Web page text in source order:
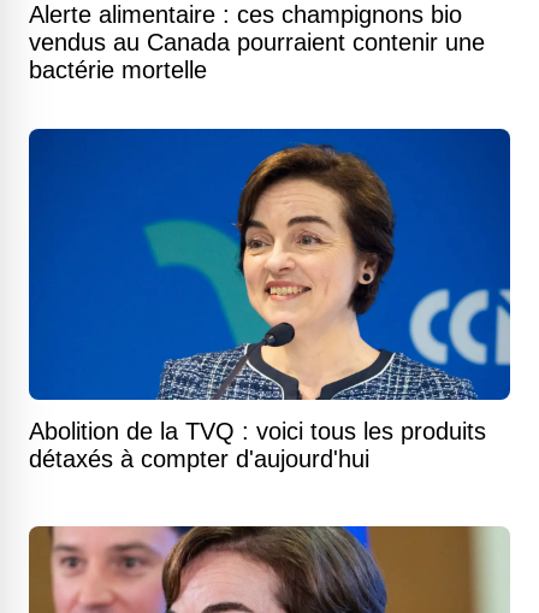
Alerte alimentaire : ces champignons bio
vendus au Canada pourraient contenir une
bactérie mortelle
Abolition de la TVQ : voici tous les produits
détaxés à compter d'aujourd'hui